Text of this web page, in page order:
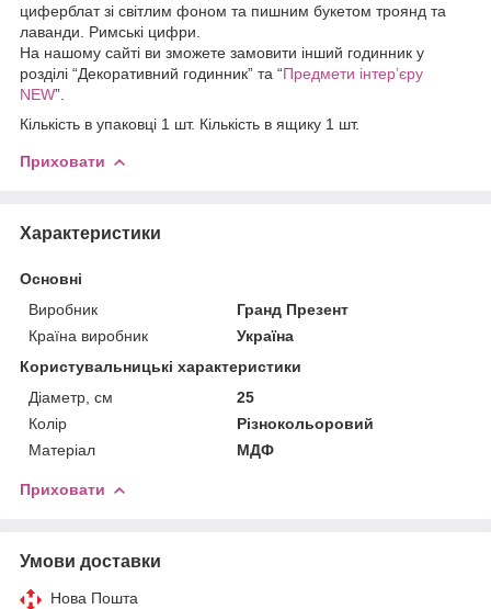
циферблат зі світлим фоном та пишним букетом троянд та
лаванди. Римські цифри.
На нашому сайті ви зможете замовити інший годинник у
розділі “Декоративний годинник” та “Предмети інтер’єру
NEW”.
Кількість в упаковці 1 шт. Кількість в ящику 1 шт.
Приховати
Характеристики
Основні
Виробник
Гранд Презент
Країна виробник
Україна
Користувальницькі характеристики
Діаметр, см
25
Колір
Різнокольоровий
Матеріал
МДФ
Приховати
Умови доставки
Нова Пошта